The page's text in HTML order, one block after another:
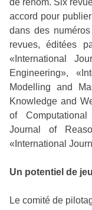
de renom. Six
accord pour
dans des
revues, éditées
«International
Engineering»,
Modelling and
Knowledge and
of
Journal of
«International
Un potentiel de
Le comité de